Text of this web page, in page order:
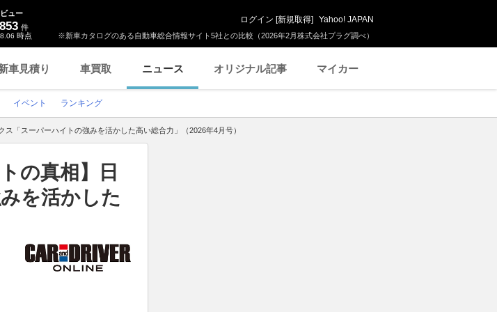
※新車カタログのある自動車総合情報サイト5社との比較（2026年2月株式会社プラグ調べ）
ュー
件
時点
ログイン [新規取得] Yahoo! JAPAN
車見積り 車買取 ニュース オリジナル記事 マイカー
イベント ランキング
「スーパーハイトの強みを活かした高い総合力」（2026年4月号）
の真相】日
を活かした